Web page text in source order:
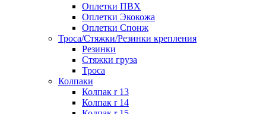
Оплетки ПВХ
Оплетки Экокожа
Оплетки Спонж
Троса/Стяжки/Резинки крепления
Резинки
Стяжки груза
Троса
Колпаки
Колпак r 13
Колпак r 14